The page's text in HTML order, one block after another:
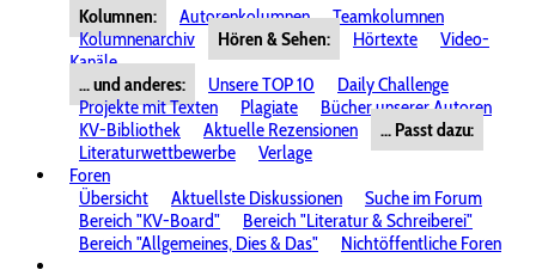
Kolumnen:
Autorenkolumnen
Teamkolumnen
Kolumnenarchiv
Hören & Sehen: Hörtexte
Video-
Kanäle
... und anderes:
Unsere TOP 10
Daily Challenge
Projekte mit Texten
Plagiate
Bücher unserer Autoren
KV-Bibliothek
Aktuelle Rezensionen
... Passt dazu:
Literaturwettbewerbe
Verlage
Foren
Übersicht
Aktuellste Diskussionen
Suche im Forum
Bereich "KV-Board"
Bereich "Literatur & Schreiberei"
Bereich "Allgemeines, Dies & Das"
Nichtöffentliche Foren